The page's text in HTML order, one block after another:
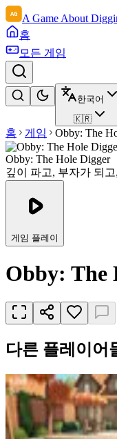
A Game About
홈
모든 게임
한국어
🇰🇷
홈 게임 Obby: The
Obby: The Hole Digger
깊이 파고, 부자가 되
게임 플레이
Obby: The
다른 플레이어